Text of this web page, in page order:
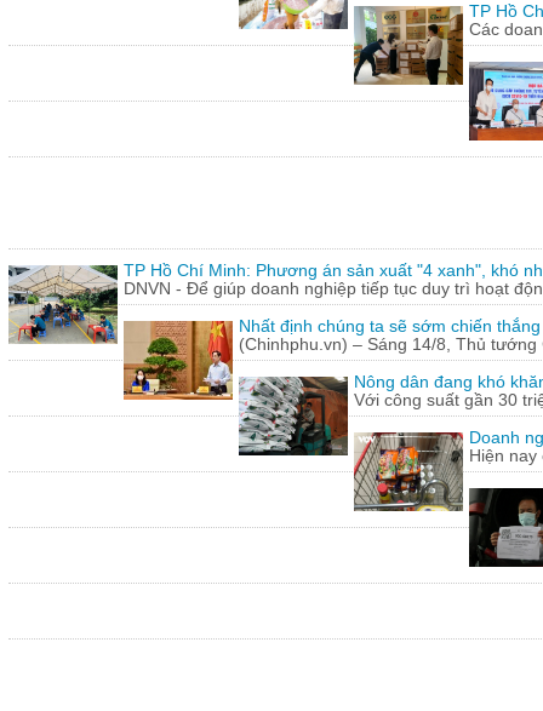
TP Hồ
Các
TP Hồ Chí Minh: Phương án sản xuất "4 xanh", khó
DNVN - Để giúp doanh nghiệp tiếp tục duy trì hoạt
Nhất định chúng ta sẽ sớm chiến
(Chinhphu.vn) – Sáng 14/8, Thủ
Nông dân đang khó
Với công suất gần 30
Doanh
Hiện